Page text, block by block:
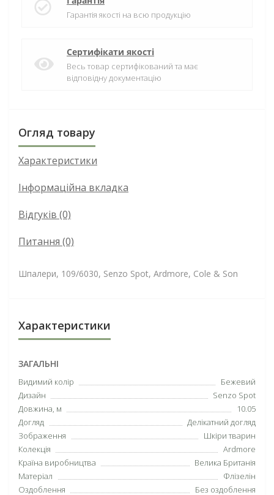
Гарантія якості на всю продукцію
Сертифікати якості
Весь товар сертифікований та має
відповідну документацію
Огляд товару
Характеристики
Інформаційна вкладка
Відгуків (0)
Питання (0)
Шпалери, 109/6030, Senzo Spot, Ardmore, Cole & Son
Характеристики
ЗАГАЛЬНІ
Видимий колір
Бежевий
Дизайн
Senzo Spot
Довжина, м
10.05
Догляд
Делікатний догляд
Зображення
Шкіри тварин
Колекція
Ardmore
Країна виробництва
Велика Британія
Матеріал
Флізелін
Оздоблення
Без оздоблення